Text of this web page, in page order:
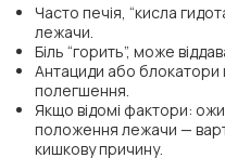
Часто печія, “кисла
лежачи.
Біль “горить”, може
Антациди або
полегшення.
Якщо відомі фактори:
положення лежачи —
кишкову причину.